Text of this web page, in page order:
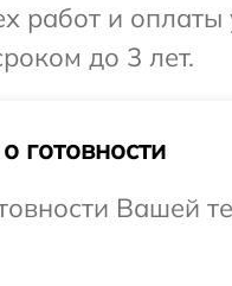
работ и
до 3 лет.
готовности
Вашей